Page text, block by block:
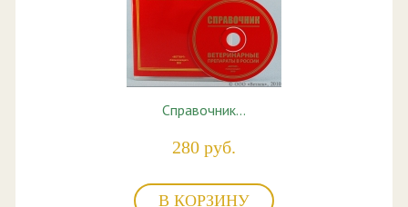
Справочник…
280 руб.
В КОРЗИНУ